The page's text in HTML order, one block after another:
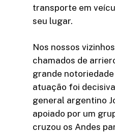
transporte em
seu lugar.
Nos nossos
chamados de
grande
atuação foi decisiva
general argentino
apoiado por um
cruzou os Andes